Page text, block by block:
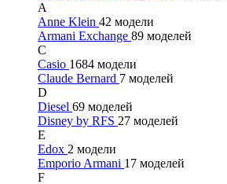
A
Anne Klein 42 модели
Armani Exchange 89 моделей
C
Casio 1684 модели
Claude Bernard 7 моделей
D
Diesel 69 моделей
Disney by RFS 27 моделей
E
Edox 2 модели
Emporio Armani 17 моделей
F